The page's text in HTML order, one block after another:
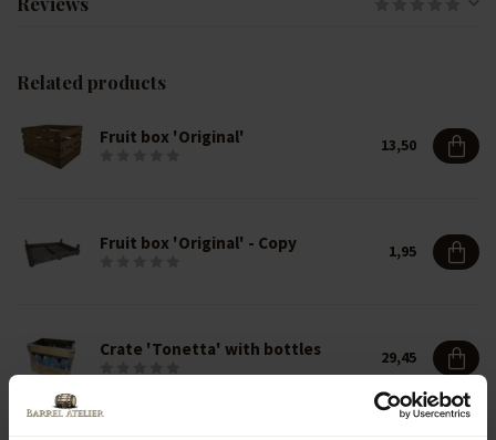
Related products
Fruit box 'Original' 13,50
Fruit box 'Original' - Copy 1,95
Crate 'Tonetta' with bottles 29,45